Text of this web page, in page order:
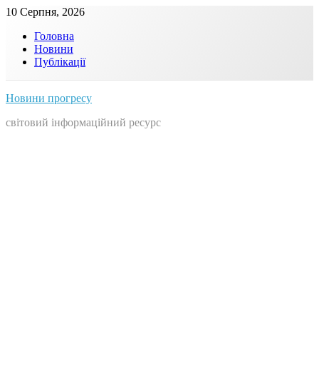
Skip
content
10 Серпня, 2026
Головна
Новини
Публікації
Новини прогресу
світовий інформаційний ресурс